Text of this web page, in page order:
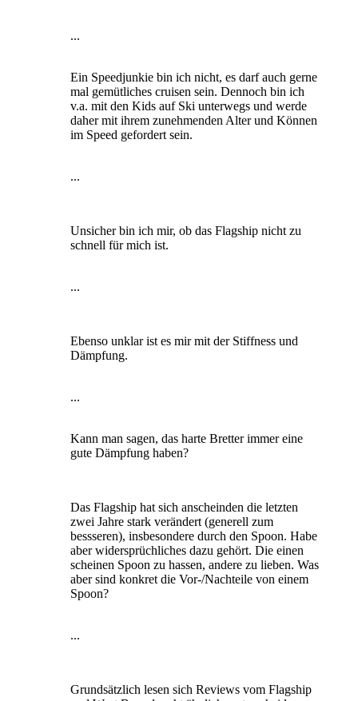
...
Ein Speedjunkie bin ich nicht, es darf auch gerne
mal gemütliches cruisen sein. Dennoch bin ich
v.a. mit den Kids auf Ski unterwegs und werde
daher mit ihrem zunehmenden Alter und Können
im Speed gefordert sein.
...
Unsicher bin ich mir, ob das Flagship nicht zu
schnell für mich ist.
...
Ebenso unklar ist es mir mit der Stiffness und
Dämpfung.
...
Kann man sagen, das harte Bretter immer eine
gute Dämpfung haben?
Das Flagship hat sich anscheinden die letzten
zwei Jahre stark verändert (generell zum
bessseren), insbesondere durch den Spoon. Habe
aber widersprüchliches dazu gehört. Die einen
scheinen Spoon zu hassen, andere zu lieben. Was
aber sind konkret die Vor-/Nachteile von einem
Spoon?
...
Grundsätzlich lesen sich Reviews vom Flagship